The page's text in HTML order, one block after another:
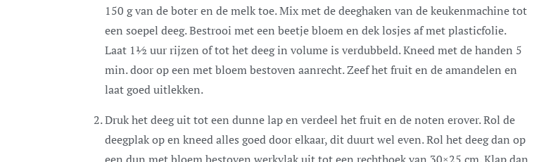
150 g van de boter en de melk toe. Mix met de deeghaken van de keukenmachine tot
een soepel deeg. Bestrooi met een beetje bloem en dek losjes af met plasticfolie.
Laat 1½ uur rijzen of tot het deeg in volume is verdubbeld. Kneed met de handen 5
min. door op een met bloem bestoven aanrecht. Zeef het fruit en de amandelen en
laat goed uitlekken.
Druk het deeg uit tot een dunne lap en verdeel het fruit en de noten erover. Rol de
deegplak op en kneed alles goed door elkaar, dit duurt wel even. Rol het deeg dan op